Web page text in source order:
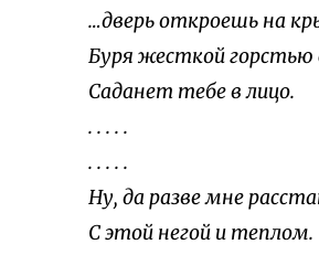
…дверь откроешь на
Буря жесткой горстью
Саданет тебе в лицо.
. . . . .
. . . . .
Ну, да разве мне
С этой негой и теплом.